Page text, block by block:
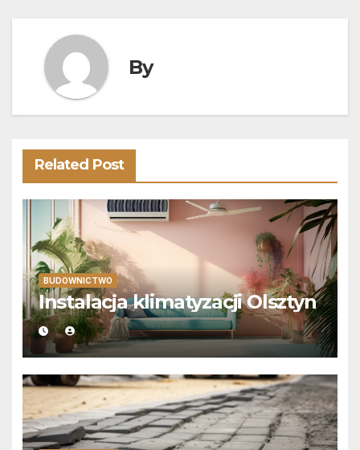
By
Related Post
BUDOWNICTWO
Instalacja klimatyzacji Olsztyn